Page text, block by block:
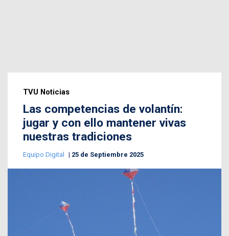
TVU Noticias
Las competencias de volantín:
jugar y con ello mantener vivas
nuestras tradiciones
Equipo Digital 25 de Septiembre 2025